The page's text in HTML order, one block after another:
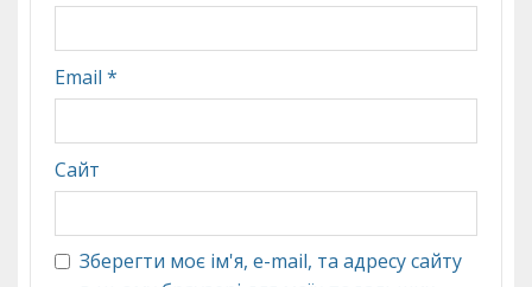
Email *
Сайт
Зберегти моє ім'я, e-mail, та адресу сайту